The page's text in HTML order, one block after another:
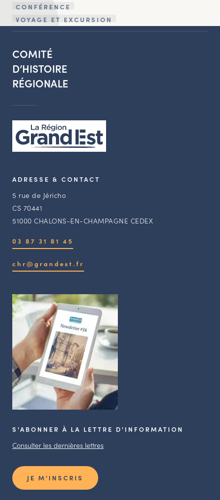
CONFÉRENCE
VOYAGE ET EXCURSION
COMITÉ
D’HISTOIRE
RÉGIONALE
ADRESSE & CONTACT
5 rue de Jéricho
CS 70441
51000 CHALONS-EN-CHAMPAGNE CEDEX
03 87 31 81 45
chr@grandest.fr
S'ABONNER À LA LETTRE D'INFORMATION
Consulter les dernières lettres
JE M’INSCRIS